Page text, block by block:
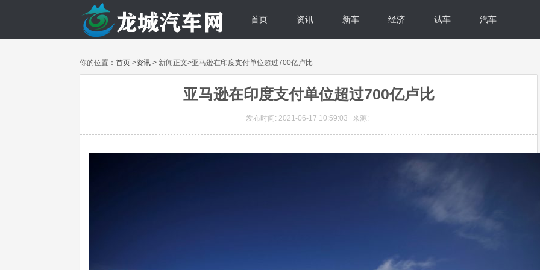
首页 资讯 新车 经济 试车 汽车
你的位置： 首页 >资讯 > 新闻正文>亚马逊在印度支付单位超过700亿卢比
亚马逊在印度支付单位超过700亿卢比
发布时间: 2021-06-17 10:59:03 来源: